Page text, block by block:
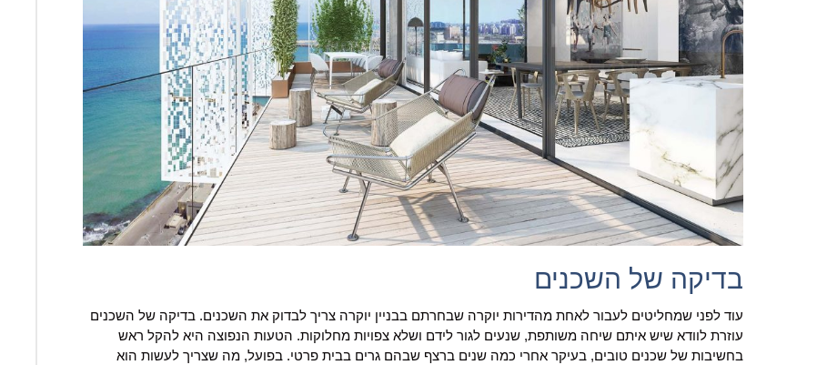
בדיקה של השכנים
עוד לפני שמחליטים לעבור לאחת מהדירות יוקרה שבחרתם בבניין יוקרה צריך לבדוק את השכנים. בדיקה של השכנים
עוזרת לוודא שיש איתם שיחה משותפת, שנעים לגור לידם ושלא צפויות מחלוקות. הטעות הנפוצה היא להקל ראש
בחשיבות של שכנים טובים, בעיקר אחרי כמה שנים ברצף שבהם גרים בבית פרטי. בפועל, מה שצריך לעשות הוא